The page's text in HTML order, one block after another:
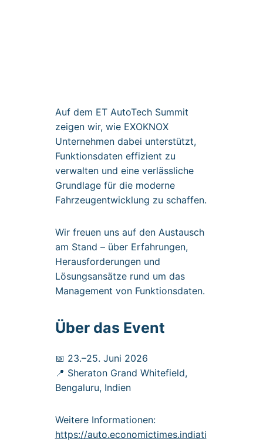
Auf dem ET AutoTech Summit
zeigen wir, wie EXOKNOX
Unternehmen dabei unterstützt,
Funktionsdaten effizient zu
verwalten und eine verlässliche
Grundlage für die moderne
Fahrzeugentwicklung zu schaffen.
Wir freuen uns auf den Austausch
am Stand – über Erfahrungen,
Herausforderungen und
Lösungsansätze rund um das
Management von Funktionsdaten.
Über das Event
📅 23.–25. Juni 2026
📍 Sheraton Grand Whitefield,
Bengaluru, Indien
Weitere Informationen:
https://auto.economictimes.indiati